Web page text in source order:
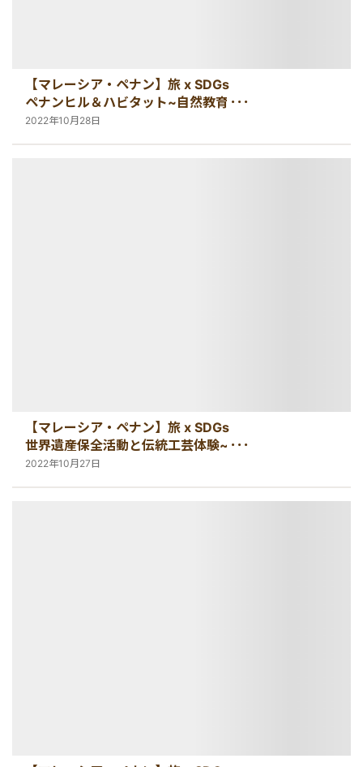
【マレーシア・ペナン】旅 x SDGs
ペナンヒル＆ハビタット~自然教育の
森で学ぶ~
2022年10月28日
【マレーシア・ペナン】旅 x SDGs
世界遺産保全活動と伝統工芸体験~伝
統を知ることから始める~
2022年10月27日